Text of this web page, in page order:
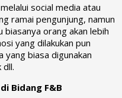
social media atau
ramai pengunjung, namun
orang akan lebih
yang dilakukan pun
yang biasa digunakan
Bidang F&B